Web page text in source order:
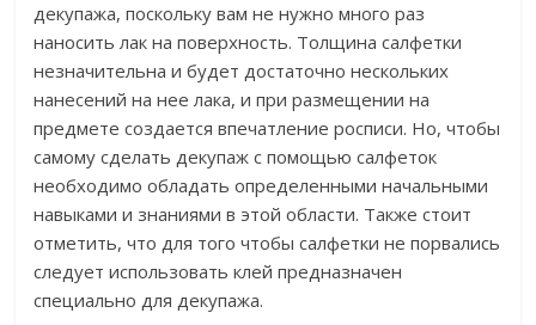
декупажа, поскольку вам не нужно много раз
наносить лак на поверхность. Толщина салфетки
незначительна и будет достаточно нескольких
нанесений на нее лака, и при размещении на
предмете создается впечатление росписи. Но, чтобы
самому сделать декупаж с помощью салфеток
необходимо обладать определенными начальными
навыками и знаниями в этой области. Также стоит
отметить, что для того чтобы салфетки не порвались
следует использовать клей предназначен
специально для декупажа.